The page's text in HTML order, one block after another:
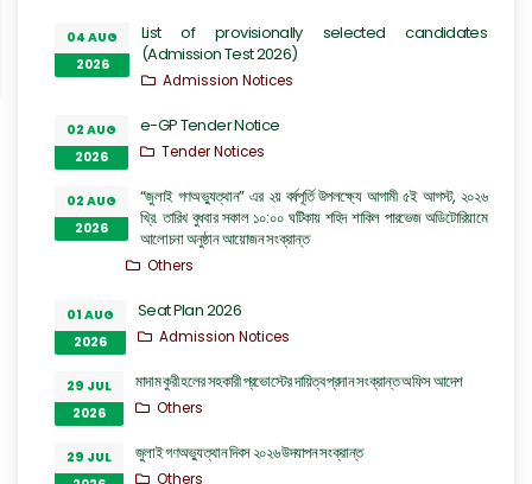
04 AUG
2026
List of provisionally selected candidates
(Admission Test 2026)
Admission Notices
02 AUG
2026
e-GP Tender Notice
Tender Notices
02 AUG
2026
“জুলাই গণঅভ্যুত্থান” এর ২য় বর্ষপূর্তি উপলক্ষ্যে আগামী ৫ই আগস্ট, ২০২৬
খ্রি. তারিখ বুধবার সকাল ১০:০০ ঘটিকায় শহিদ শাকিল পারভেজ অডিটোরিয়ামে
আলোচনা অনুষ্ঠান আয়োজন সংক্রান্ত
Others
01 AUG
2026
Seat Plan 2026
Admission Notices
29 JUL
2026
মাদাম কুরী হলের সহকারী প্রভোস্টের দায়িত্ব প্রদান সংক্রান্ত অফিস আদেশ
Others
29 JUL
জুলাই গণঅভ্যুত্থান দিবস ২০২৬ উদযাপন সংক্রান্ত
Others